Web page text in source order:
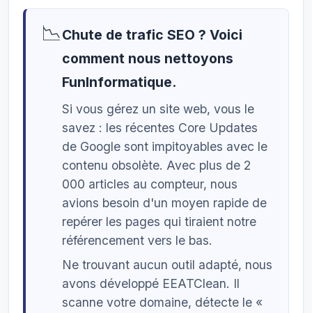
📉Chute de trafic SEO ? Voici
comment nous nettoyons
FunInformatique.
Si vous gérez un site web, vous le
savez : les récentes Core Updates
de Google sont impitoyables avec le
contenu obsolète. Avec plus de 2
000 articles au compteur, nous
avions besoin d'un moyen rapide de
repérer les pages qui tiraient notre
référencement vers le bas.
Ne trouvant aucun outil adapté, nous
avons développé EEATClean. Il
scanne votre domaine, détecte le «